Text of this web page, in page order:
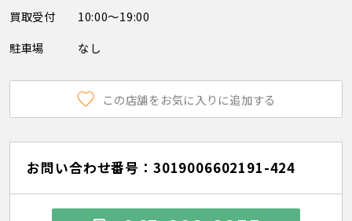
買取受付
10:00～19:00
駐車場
なし
この店舗をお気に入りに追加する
お問い合わせ番号：3019006602191-424